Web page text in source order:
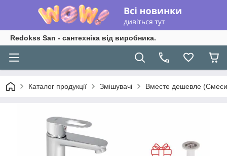
Redokss San - сантехніка від виробника.
Каталог продукції Змішувачі Вместе дешевле